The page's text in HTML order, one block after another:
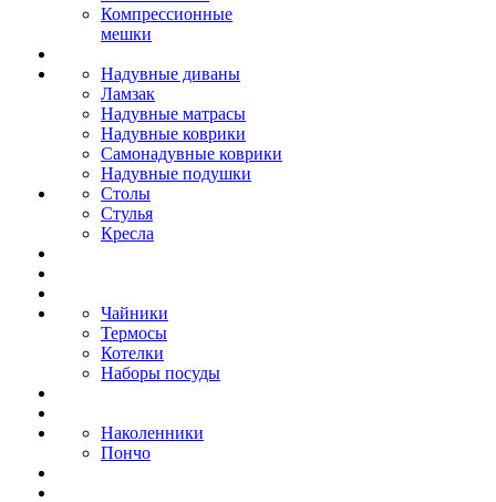
Компрессионные
мешки
Надувные диваны
Ламзак
Надувные матрасы
Надувные коврики
Самонадувные коврики
Надувные подушки
Столы
Стулья
Кресла
Чайники
Термосы
Котелки
Наборы посуды
Наколенники
Пончо